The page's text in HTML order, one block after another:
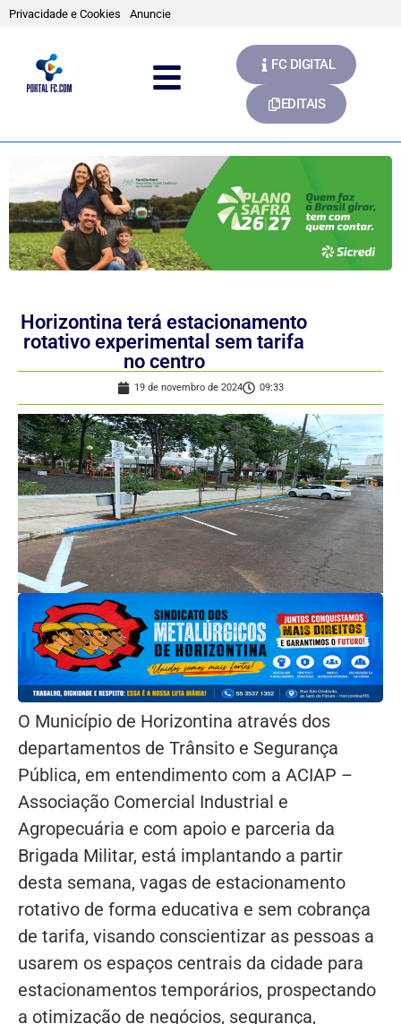
Privacidade e Cookies Anuncie
FC DIGITAL
EDITAIS
Horizontina terá estacionamento
rotativo experimental sem tarifa
no centro
19 de novembro de 2024 09:33
O Município de Horizontina através dos
departamentos de Trânsito e Segurança
Pública, em entendimento com a ACIAP –
Associação Comercial Industrial e
Agropecuária e com apoio e parceria da
Brigada Militar, está implantando a partir
desta semana, vagas de estacionamento
rotativo de forma educativa e sem cobrança
de tarifa, visando conscientizar as pessoas a
usarem os espaços centrais da cidade para
estacionamentos temporários, prospectando
a otimização de negócios, segurança,